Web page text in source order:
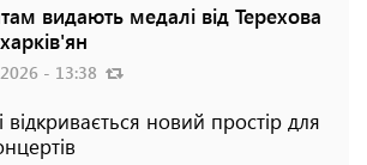
видають медалі від Терехова
- 13:38
відкривається новий простір для